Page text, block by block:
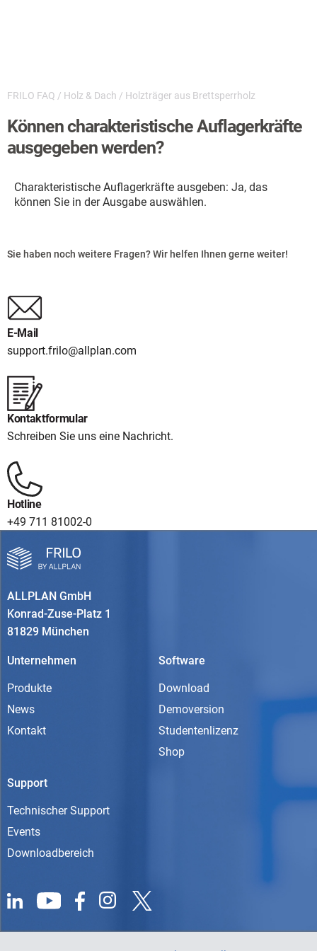
FRILO FAQ / Holz & Dach / Holzträger aus Brettsperrholz
Können charakteristische Auflagerkräfte
ausgegeben werden?
Charakteristische Auflagerkräfte ausgeben: Ja, das
können Sie in der Ausgabe auswählen.
Sie haben noch weitere Fragen? Wir helfen Ihnen gerne weiter!
E-Mail
support.frilo@allplan.com
Kontaktformular
Schreiben Sie uns eine Nachricht.
Hotline
+49 711 81002-0
ALLPLAN GmbH
Konrad-Zuse-Platz 1
81829 München
Unternehmen
Produkte
News
Kontakt
Software
Download
Demoversion
Studentenlizenz
Shop
Support
Technischer Support
Events
Downloadbereich